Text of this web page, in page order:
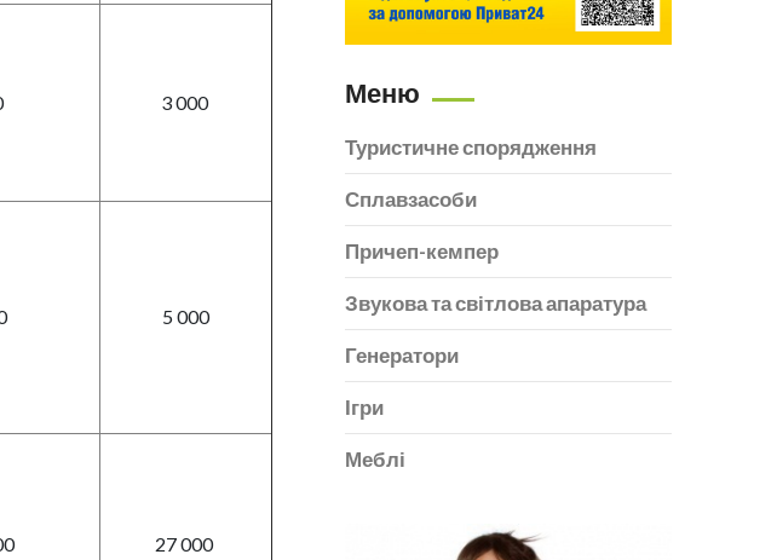
3 000
5 000
27 000
Меню
Туристичне спорядження
Сплавзасоби
Причеп-кемпер
Звукова та світлова апаратура
Генератори
Ігри
Меблі